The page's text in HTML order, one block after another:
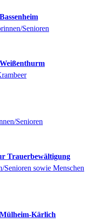
Senioren
Senioren
Trauerbewältigung
Senioren sowie Menschen
Kärlich